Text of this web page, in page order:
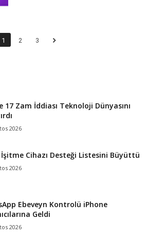
1 2 3
17 Zam İddiası Teknoloji Dünyasını
2026
Cihazı Desteği Listesini Büyüttü
2026
Ebeveyn Kontrolü iPhone
Geldi
2026